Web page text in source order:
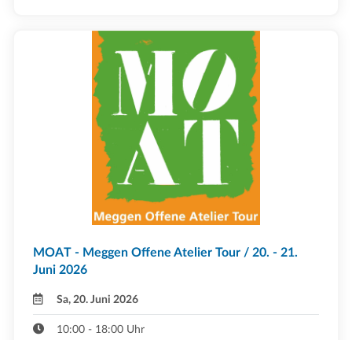
MOAT - Meggen Offene Atelier Tour / 20. - 21.
Juni 2026
Sa, 20. Juni 2026
10:00 - 18:00 Uhr